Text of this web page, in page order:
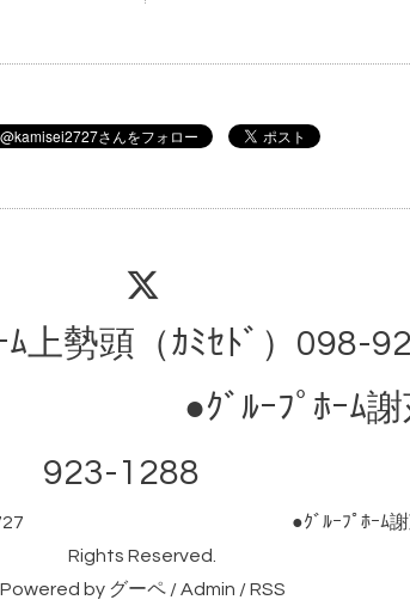
ﾑ上勢頭（ｶﾐｾﾄﾞ）098-
ﾎｰﾑ謝苅（ｼ
923-1288
923-2727 ●ｸﾞﾙｰﾌﾟﾎｰﾑ謝苅（
Rights Reserved.
Powered by グーペ/Admin /RSS